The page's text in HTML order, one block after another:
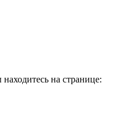
на странице: